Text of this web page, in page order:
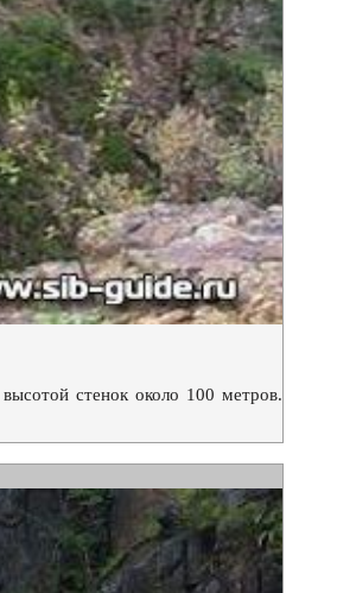
стенок около 100 метров.